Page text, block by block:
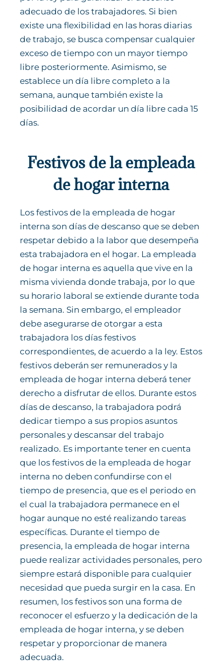
adecuado de los trabajadores. Si bien
existe una flexibilidad en las horas diarias
de trabajo, se busca compensar cualquier
exceso de tiempo con un mayor tiempo
libre posteriormente. Asimismo, se
establece un día libre completo a la
semana, aunque también existe la
posibilidad de acordar un día libre cada 15
días.
Festivos de la empleada
de hogar interna
Los festivos de la empleada de hogar
interna son días de descanso que se deben
respetar debido a la labor que desempeña
esta trabajadora en el hogar. La empleada
de hogar interna es aquella que vive en la
misma vivienda donde trabaja, por lo que
su horario laboral se extiende durante toda
la semana. Sin embargo, el empleador
debe asegurarse de otorgar a esta
trabajadora los días festivos
correspondientes, de acuerdo a la ley. Estos
festivos deberán ser remunerados y la
empleada de hogar interna deberá tener
derecho a disfrutar de ellos. Durante estos
días de descanso, la trabajadora podrá
dedicar tiempo a sus propios asuntos
personales y descansar del trabajo
realizado. Es importante tener en cuenta
que los festivos de la empleada de hogar
interna no deben confundirse con el
tiempo de presencia, que es el periodo en
el cual la trabajadora permanece en el
hogar aunque no esté realizando tareas
específicas. Durante el tiempo de
presencia, la empleada de hogar interna
puede realizar actividades personales, pero
siempre estará disponible para cualquier
necesidad que pueda surgir en la casa. En
resumen, los festivos son una forma de
reconocer el esfuerzo y la dedicación de la
empleada de hogar interna, y se deben
respetar y proporcionar de manera
adecuada.